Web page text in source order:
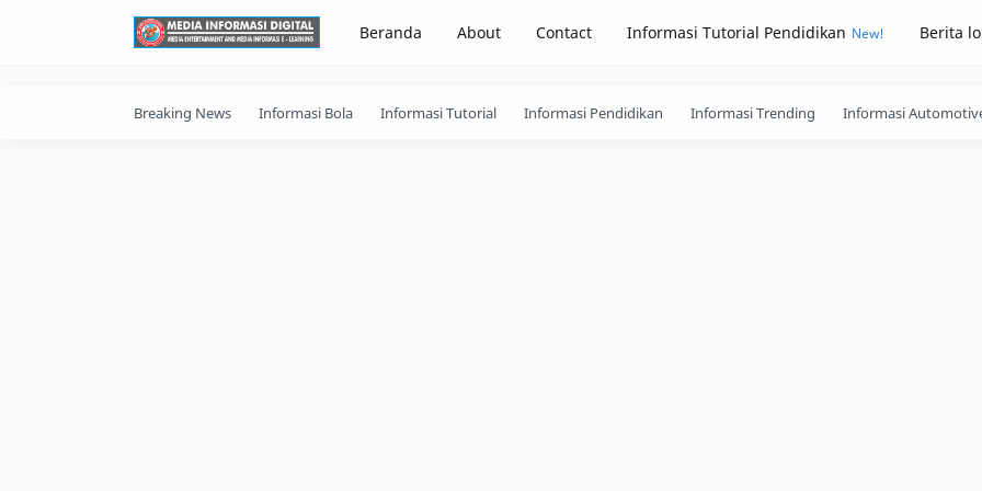
Beranda
About Contact Informasi Tutorial Pendidikan Berita
Breaking News Informasi Bola Informasi Tutorial Informasi Pendidikan Informasi Trending Informasi